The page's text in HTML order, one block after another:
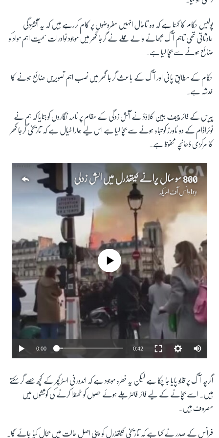
زبان
پولیس حکام کا کہنا ہے کہ وہ تاحال انہیں مفروضوں پر کام کررہے ہیں کہ یہ آتشزدگی
حادثاتی تھی تاہم آگ بجھانے والے عملے نے گرجا گھر میں موجود نوادرات سمیت اہم مواد کو
ضائع ہونے سے بچا لیا ہے۔
حکام کے مطابق پانی اور آگ کے باعث گرجا گھر میں نصب اہم تصویریں ضائع ہونے کا
خدشہ ہے۔
پیرس کے فائر چیف جین کلاؤڈ نے آتش زدگی کے مقام پر نامہ نگاروں کو بتایا کہ ہم نے
نوٹراڈام کے دو ٹاورز کو تباہ ہونے سے بچا لیا ہے اس لیے ہمارا خیال ہے کہ تاریخی گرجا گھر
کا مرکزی ڈھانچہ محفوظ ہے۔
800 سو سال پرانے کیتھڈرل میں آتش زدگی
byوائس آف امریکہ
No media source currently available
0:00 0:42
اگرچہ آگ پر قابو پایا جا چکا ہے لیکن یہ خطرہ موجود ہے کہ اندورنی اسٹرکچر کے کچھ حصے گر سکتے
ہیں۔ اسے بچانے کے لیے فائر فائٹر جلے ہوئے حصوں کو ٹھنڈا کرنے کی کوششوں میں
مصروف ہیں۔
فرانس کے صدر نے کہا ہے کہ تاریخی کیتھڈرل کو اپنی اصل حالت میں بحال کیا جائے گا۔